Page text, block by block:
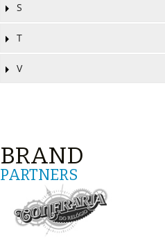
S
T
V
BRAND
PARTNERS